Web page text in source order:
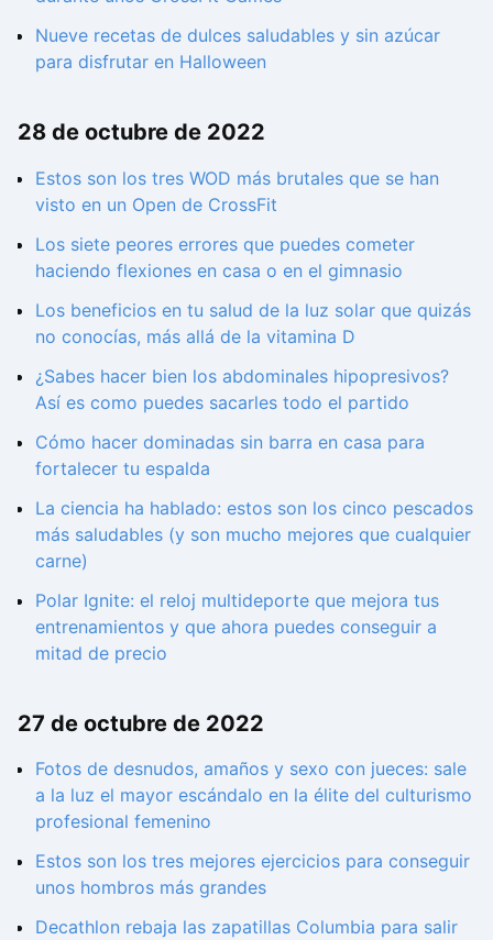
Nueve recetas de dulces saludables y sin azúcar
para disfrutar en Halloween
28 de octubre de 2022
Estos son los tres WOD más brutales que se han
visto en un Open de CrossFit
Los siete peores errores que puedes cometer
haciendo flexiones en casa o en el gimnasio
Los beneficios en tu salud de la luz solar que quizás
no conocías, más allá de la vitamina D
¿Sabes hacer bien los abdominales hipopresivos?
Así es como puedes sacarles todo el partido
Cómo hacer dominadas sin barra en casa para
fortalecer tu espalda
La ciencia ha hablado: estos son los cinco pescados
más saludables (y son mucho mejores que cualquier
carne)
Polar Ignite: el reloj multideporte que mejora tus
entrenamientos y que ahora puedes conseguir a
mitad de precio
27 de octubre de 2022
Fotos de desnudos, amaños y sexo con jueces: sale
a la luz el mayor escándalo en la élite del culturismo
profesional femenino
Estos son los tres mejores ejercicios para conseguir
unos hombros más grandes
Decathlon rebaja las zapatillas Columbia para salir